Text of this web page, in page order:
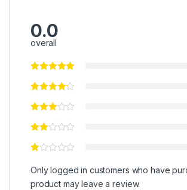
0.0
overall
Only logged in customers who have
product may leave a review.